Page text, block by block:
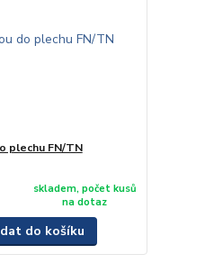
plechu FN/TN
skladem, počet kusů
na dotaz
do košíku